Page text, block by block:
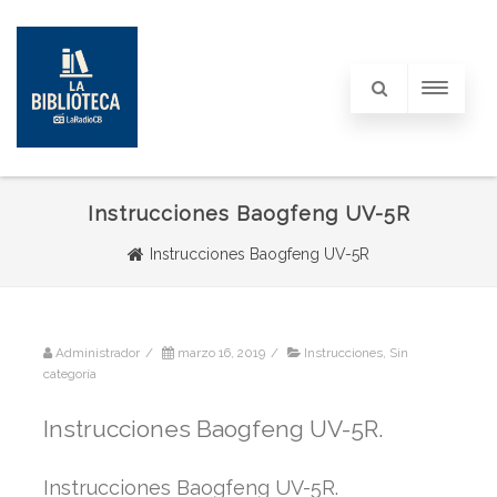
Instrucciones Baogfeng UV-5R
Instrucciones Baogfeng UV-5R
Administrador / marzo 16, 2019 / Instrucciones, Sin
categoría
Instrucciones Baogfeng UV-5R.
Instrucciones Baogfeng UV-5R.